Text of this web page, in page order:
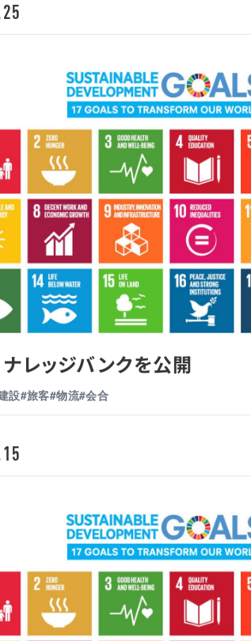
レッジバンクを公開
設#旅客#物流#会合